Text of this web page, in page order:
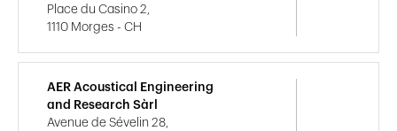
Place du Casino 2,
1110 Morges - CH
AER Acoustical Engineering
and Research Sàrl
Avenue de Sévelin 28,